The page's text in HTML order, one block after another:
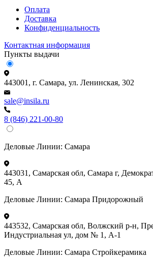
Оплата
Доставка
Конфиденциальность
Контактная информация
Пункты выдачи
443001, г. Самара, ул. Ленинская, 302
sale@insila.ru
8 (846) 221-00-80
Деловые Линии: Самара
443031, Самарская обл, Самара г,
45, А
Деловые Линии: Самара Придорожный
443532, Самарская обл, Волжский р-н,
Индустриальная ул, дом № 1, А-1
Деловые Линии: Самара Стройкерамика